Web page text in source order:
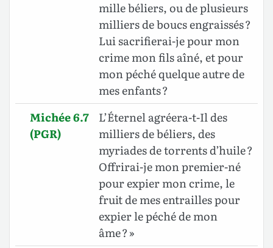
mille béliers, ou de plusieurs
milliers de boucs engraissés ?
Lui sacrifierai-je pour mon
crime mon fils aîné, et pour
mon péché quelque autre de
mes enfants ?
Michée 6.7
(PGR)
L’Éternel agréera-t-Il des
milliers de béliers, des
myriades de torrents d’huile ?
Offrirai-je mon premier-né
pour expier mon crime, le
fruit de mes entrailles pour
expier le péché de mon
âme ? »